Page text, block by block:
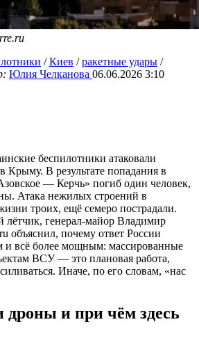
/Киев /ракетные удары /
Юлия Челканова 06.06.2026 3:10
беспилотники атаковали
Крыму. В результате попадания в
— Керчь» погиб один человек,
Атака нежилых строений в
троих, ещё семеро пострадали.
генерал-майор Владимир
объяснил, почему ответ России
и всё более мощным: массированные
ВСУ — это плановая работа,
Иначе, по его словам, «нас
дроны и при чём здесь